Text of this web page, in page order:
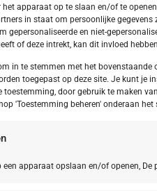
apparaat op te slaan en/of te
in staat om persoonlijke
gepersonaliseerde en niet-
of deze intrekt, kan dit invloed
in te stemmen met het bovenstaande
toegepast op deze site. Je kunt je
toestemming, door gebruik te maken
'Toestemming beheren' onderaan het
een apparaat opslaan en/of openen, De